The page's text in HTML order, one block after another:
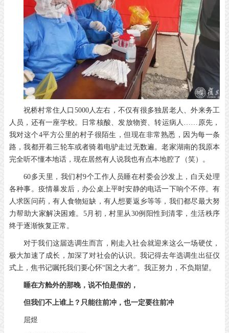
祝桥村常住人口5000人左右，不仅有很多独居老人、外来务工
人员，还有一座学校。日常核酸、发放物资、转运病人……原先，
我对这个4平方公里的村子很陌生，但现在非常熟悉，因为每一条
路，我都开着三轮车或者骑着电驴走过无数遍。老家湖南的我原本
完全听不懂本地话，现在居然有人说我也有点本地腔了（笑）。
60多天里，我们村9个工作人员睡在村委会沙发上，白天处理
各种事。疫情暴发后，办公桌上平时安静的电话一下响个不停。有
人求医问药，有人食物短缺，有人想要返乡等等，我们都尽最大努
力帮助大家解决困难。5月初，村里从30例阳性到清零，生活秩序
终于逐渐恢复正常。
对于我们这届选调生而言，刚走入社会就迎来这么一场硬仗，
极大加速了成长，加深了对社会的认识。我记得去年选调生出征仪
式上，焦书记嘱托我们要心怀“国之大者”。我正努力，不负期望。
睡在方舱外的那晚，说不怕是假的，
但我们不上谁上？只能往前冲，也一定要往前冲
屈煜